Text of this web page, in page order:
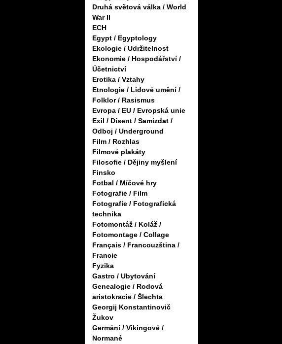
Druhá světová válka / World
War II
ECH
Egypt / Egyptology
Ekologie / Udržitelnost
Ekonomie / Hospodářství /
Účetnictví
Erotika / Vztahy
Etnologie / Lidové umění /
Folklor / Rasismus
Evropa / EU / Evropská unie
Exil / Disent / Samizdat /
Odboj / Underground
Film / Rozhlas
Filmové plakáty
Filosofie / Dějiny myšlení
Finsko
Fotbal / Míčové hry
Fotografie / Film
Fotografie / Fotografická
technika
Fotomontáž / Koláž /
Fotomontage / Collage
Français / Francouzština /
Francie
Fyzika
Gastro / Ubytování
Genealogie / Rodová
aristokracie / Šlechta
Georgij Konstantinovič
Žukov
Germáni / Vikingové /
Normané